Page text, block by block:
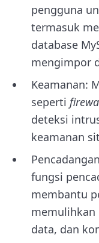
pengguna
termasuk
database
mengimpor
Keamanan:
seperti
deteksi
keamanan
fungsi
membantu
memulihkan
data, dan